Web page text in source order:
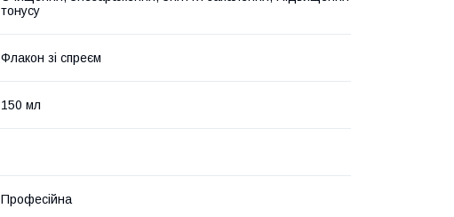
тонусу
Флакон зі спреєм
150 мл
Професійна